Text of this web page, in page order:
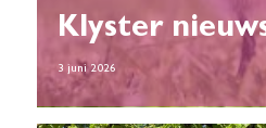
Klyster
3 juni 2026